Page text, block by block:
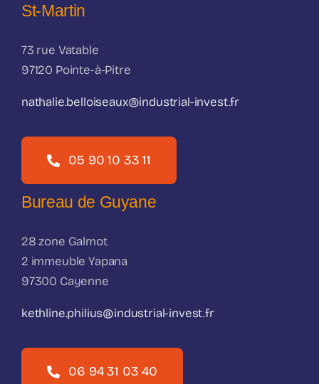
St-Martin
73 rue Vatable
97120 Pointe-à-Pitre
nathalie.belloiseaux@industrial-invest.fr
05 90 10 33 11
Bureau de Guyane
28 zone Galmot
2 immeuble Yapana
97300 Cayenne
kethline.philius@industrial-invest.fr
06 94 31 03 40